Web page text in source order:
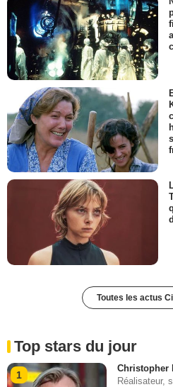
Toutes les actus
Top stars du jour
1
Christopher
Réalisateur,